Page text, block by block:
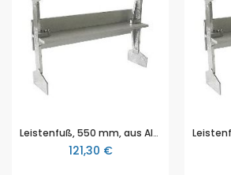
Leistenfuß, 550 mm, aus Aluminium, aus dem sfs Stativsystem (Schulform nach Schindelhütte), mit 2 Seitenteilen zur Befestigung von sfs Experimentiertabletts
121,30 €